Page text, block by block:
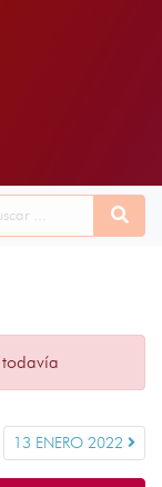
2022
13 ENERO 2022